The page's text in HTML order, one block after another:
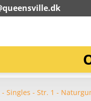
- Singles - Str. 1 -